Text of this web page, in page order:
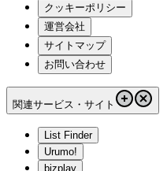
クッキーポリシー
運営会社
サイトマップ
お問い合わせ
関連サービス・サイト
List Finder
Urumo!
bizplay